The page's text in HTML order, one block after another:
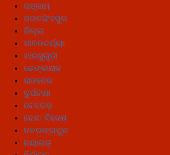
ଗଞ୍ଜାମ
ଜଗତସିଂହପୁର
ଜିଲ୍ଲା
ଜୀବନଚର୍ଯ୍ୟା
ଝାରସୁଗୁଡ଼ା
ଢେଙ୍କାନାଳ
ତାଳଚେର
ଦୁର୍ଘଟଣା
ଦେବଗଡ଼
ଦେଶ- ବିଦେଶ
ନବରଙ୍ଗପୁର
ନୟାଗଡ଼